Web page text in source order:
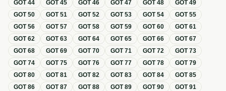
GOT44 GOT45 GOT46 GOT47 GOT48 GOT49
GOT50 GOT51 GOT52 GOT53 GOT54 GOT55
GOT56 GOT57 GOT58 GOT59 GOT60 GOT61
GOT62 GOT63 GOT64 GOT65 GOT66 GOT67
GOT68 GOT69 GOT70 GOT71 GOT72 GOT73
GOT74 GOT75 GOT76 GOT77 GOT78 GOT79
GOT80 GOT81 GOT82 GOT83 GOT84 GOT85
GOT86 GOT87 GOT88 GOT89 GOT90 GOT91